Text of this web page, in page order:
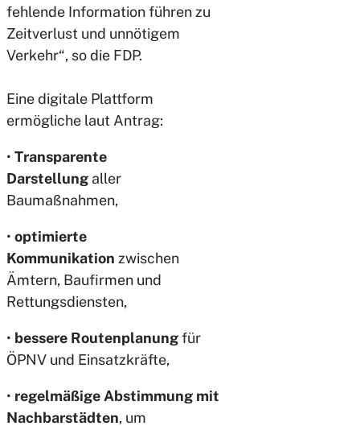
fehlende Information führen zu
Zeitverlust und unnötigem
Verkehr“, so die FDP.
Eine digitale Plattform
ermögliche laut Antrag:
• Transparente
Darstellung aller
Baumaßnahmen,
• optimierte
Kommunikation zwischen
Ämtern, Baufirmen und
Rettungsdiensten,
• bessere Routenplanungfür
ÖPNV und Einsatzkräfte,
• regelmäßige Abstimmung mit
Nachbarstädten, um